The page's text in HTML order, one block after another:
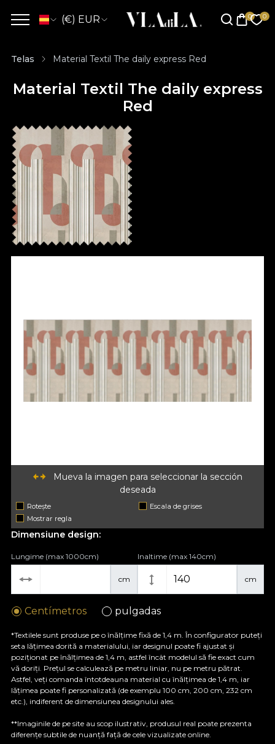
(€) EUR
Telas Material Textil The daily express Red
Material Textil The daily express
Red
Mueva la imagen para seleccionar la sección
deseada
Rotește
Escala de grises
Mostrar regla
Dimensiune design:
cm
Lungime (max 1000cm)
cm
Inaltime (max 140cm)
Centímetros pulgadas
*Textilele sunt produse pe o înălțime fixă de 1,4 m. În configurator puteți
seta lățimea dorită a materialului, iar designul poate fi ajustat și
poziționat pe înălțimea de 1,4 m, astfel încât modelul să fie exact cum
vă doriți. Prețul se calculează pe metru liniar, nu pe metru pătrat.
Astfel, veți comanda întotdeauna material cu înălțimea de 1,4 m, iar
lățimea poate fi personalizată (de exemplu 100 cm, 200 cm, 232 cm
etc.), indiferent de dimensiunea designului ales.
**Imaginile de pe site au scop ilustrativ, produsul real poate prezenta
diferențe subtile de nuanță față de cele vizualizate online.